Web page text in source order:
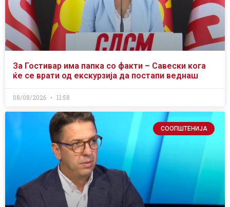
За Гостивар има папка со факти – Савески кога
ќе се врати од екскурзија да постапи веднаш
08/08/2026 11:58
СООПШТЕНИЈА